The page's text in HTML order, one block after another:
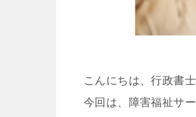
こんにちは、行政書
今回は、障害福祉サ